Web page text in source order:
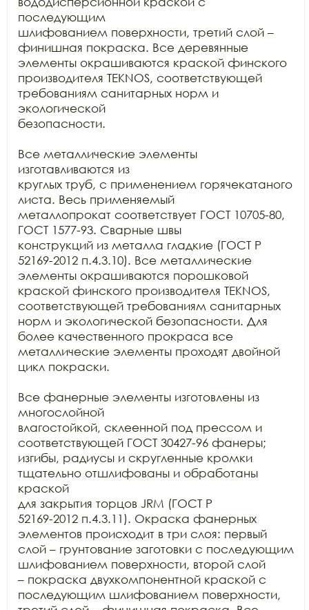
последующим
шлифованием поверхности, третий слой –
финишная покраска. Все деревянные
элементы окрашиваются краской финского
производителя TEKNOS, соответствующей
требованиям санитарных норм и
экологической
безопасности.
Все металлические элементы
изготавливаются из
круглых труб, с применением горячекатаного
листа. Весь применяемый
металлопрокат соответствует ГОСТ 10705-80,
ГОСТ 1577-93. Сварные швы
конструкций из металла гладкие (ГОСТ Р
52169-2012 п.4.3.10). Все металлические
элементы окрашиваются порошковой
краской финского производителя TEKNOS,
соответствующей требованиям санитарных
норм и экологической безопасности. Для
более качественного прокраса все
металлические элементы проходят двойной
цикл покраски.
Все фанерные элементы изготовлены из
многослойной
влагостойкой, склеенной под прессом и
соответствующей ГОСТ 30427-96 фанеры;
изгибы, радиусы и скругленные кромки
тщательно отшлифованы и обработаны
краской
для закрытия торцов JRM (ГОСТ Р
52169-2012 п.4.3.11). Окраска фанерных
элементов происходит в три слоя: первый
слой – грунтование заготовки с последующим
шлифованием поверхности, второй слой
– покраска двухкомпонентной краской с
последующим шлифованием поверхности,